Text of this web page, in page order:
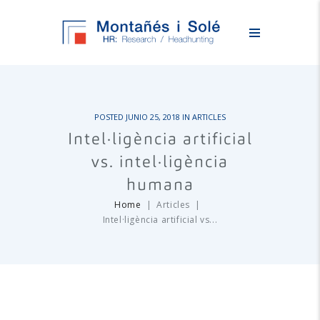
POSTED JUNIO 25, 2018 IN ARTICLES
Intel·ligència artificial
vs. intel·ligència
humana
Home
Articles
Intel·ligència artificial vs...